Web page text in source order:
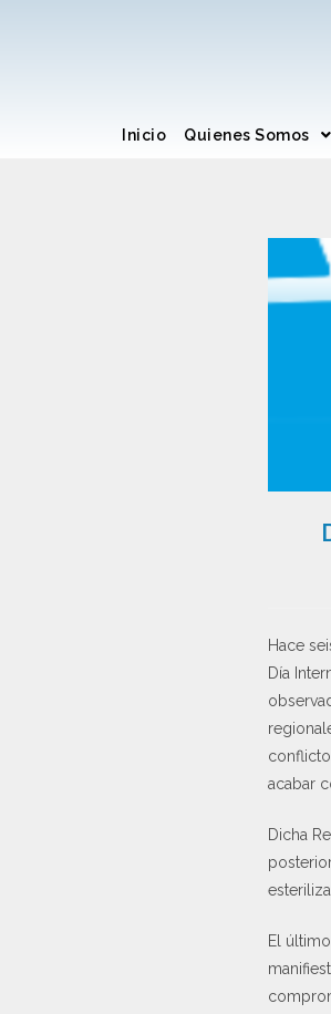
Inicio Quienes Somos
Hace
Día
acabar
Dicha
El